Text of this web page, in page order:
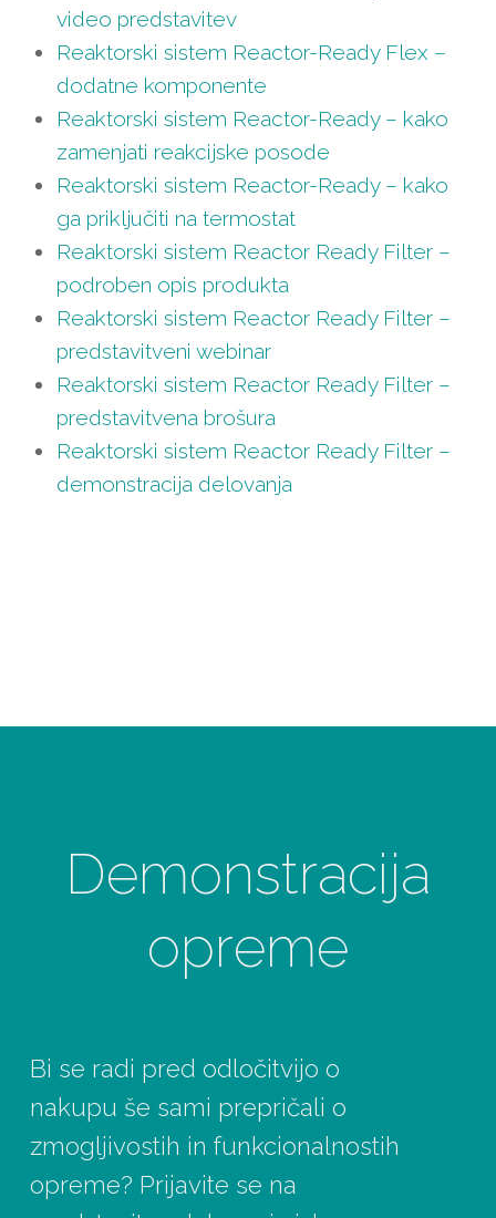
video predstavitev
Reaktorski sistem Reactor-Ready Flex –
dodatne komponente
Reaktorski sistem Reactor-Ready – kako
zamenjati reakcijske posode
Reaktorski sistem Reactor-Ready – kako
ga priključiti na termostat
Reaktorski sistem Reactor Ready Filter –
podroben opis produkta
Reaktorski sistem Reactor Ready Filter –
predstavitveni webinar
Reaktorski sistem Reactor Ready Filter –
predstavitvena brošura
Reaktorski sistem Reactor Ready Filter –
demonstracija delovanja
Demonstracija
opreme
Bi se radi pred odločitvijo o
nakupu še sami prepričali o
zmogljivostih in funkcionalnostih
opreme? Prijavite se na